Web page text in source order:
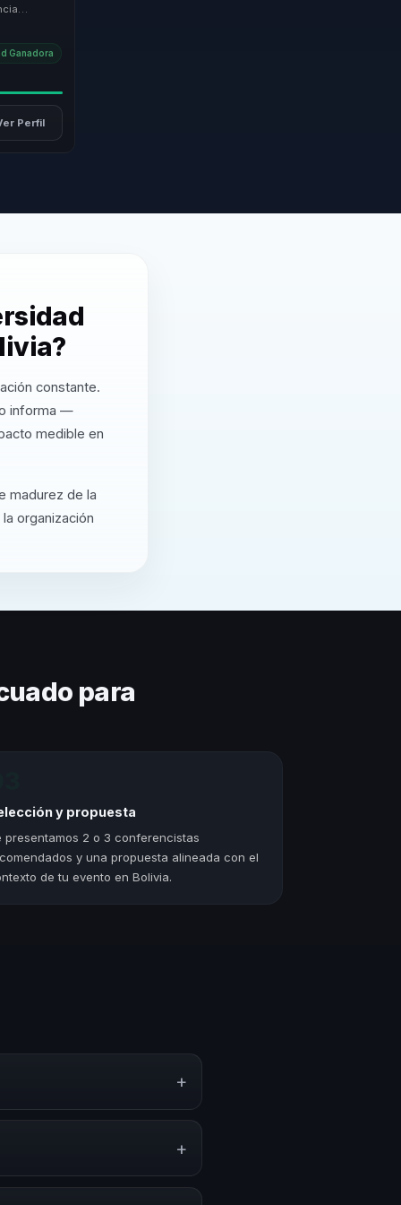
Ganadora
Perfil
constante.
informa —
medible en
madurez de la
organización
para
y propuesta
presentamos 2 o 3 conferencistas
y una propuesta alineada con el
de tu evento en Bolivia.
+
+